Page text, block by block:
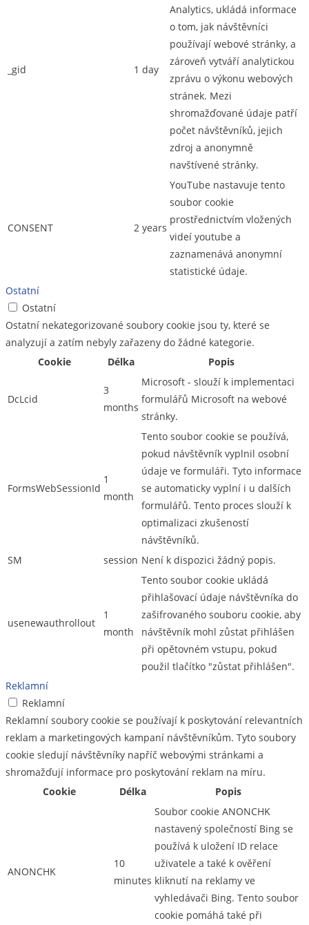
_gid 1 day
Analytics, ukládá informace
o tom, jak návštěvníci
používají webové stránky, a
zároveň vytváří analytickou
zprávu o výkonu webových
stránek. Mezi
shromažďované údaje patří
počet návštěvníků, jejich
zdroj a anonymně
navštívené stránky.
CONSENT 2 years
YouTube nastavuje tento
soubor cookie
prostřednictvím vložených
videí youtube a
zaznamenává anonymní
statistické údaje.
Ostatní
Ostatní
Ostatní nekategorizované soubory cookie jsou ty, které se
analyzují a zatím nebyly zařazeny do žádné kategorie.
Cookie
Délka Popis
DcLcid
3
months
Microsoft - slouží k implementaci
formulářů Microsoft na webové
stránky.
FormsWebSessionId
1
month
Tento soubor cookie se používá,
pokud návštěvník vyplnil osobní
údaje ve formuláři. Tyto informace
se automaticky vyplní i u dalších
formulářů. Tento proces slouží k
optimalizaci zkušeností
návštěvníků.
SM
session Není k dispozici žádný popis.
usenewauthrollout
1
month
Tento soubor cookie ukládá
přihlašovací údaje návštěvníka do
zašifrovaného souboru cookie, aby
návštěvník mohl zůstat přihlášen
při opětovném vstupu, pokud
použil tlačítko "zůstat přihlášen".
Reklamní
Reklamní
Reklamní soubory cookie se používají k poskytování relevantních
reklam a marketingových kampaní návštěvníkům. Tyto soubory
cookie sledují návštěvníky napříč webovými stránkami a
shromažďují informace pro poskytování reklam na míru.
Cookie
Délka Popis
ANONCHK
10
minutes
Soubor cookie ANONCHK
nastavený společností Bing se
používá k uložení ID relace
uživatele a také k ověření
kliknutí na reklamy ve
vyhledávači Bing. Tento soubor
cookie pomáhá také při